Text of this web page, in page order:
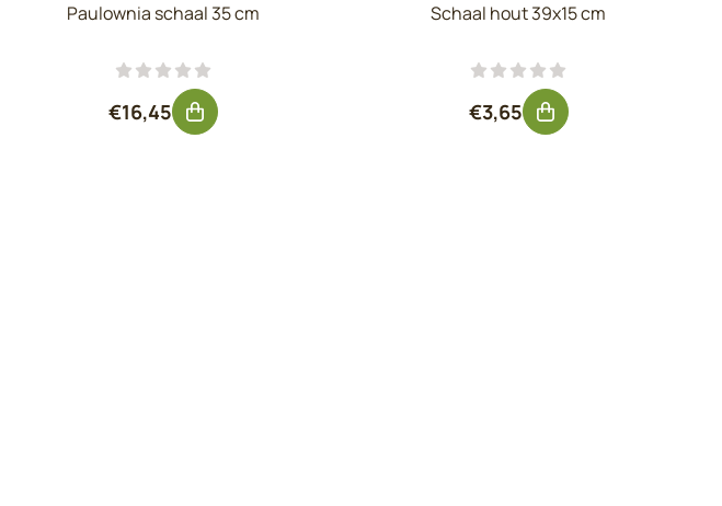
Paulownia schaal 35 cm
Prijs: 16,45, exclusief btw: 13,60
€16,45
Schaal hout 39x15 cm
Prijs: 3,65, exclusief btw:
€3,65